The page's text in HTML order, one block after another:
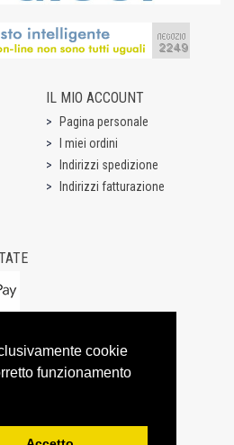
cookie
funzionamento
IL MIO ACCOUNT
Pagina personale
I miei ordini
Indirizzi spedizione
Indirizzi fatturazione